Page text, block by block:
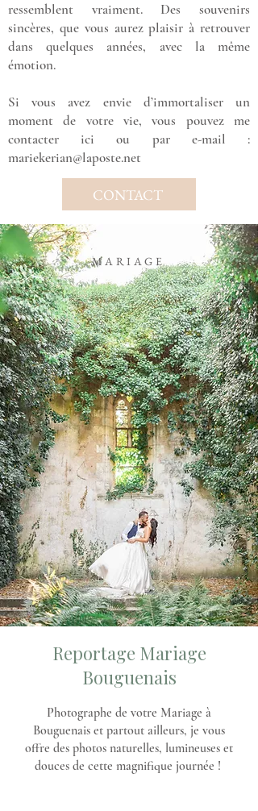
ressemblent vraiment. Des souvenirs
sincères, que vous aurez plaisir à retrouver
dans quelques années, avec la même
émotion.
Si vous avez envie d’immortaliser un
moment de votre vie, vous pouvez me
contacter ici ou par e-mail :
mariekerian@laposte.net
CONTACT
MARIAGE
Reportage Mariage
Bouguenais
Photographe de votre Mariage à
Bouguenais et partout ailleurs, je vous
offre des photos naturelles, lumineuses et
douces de cette magnifique journée !